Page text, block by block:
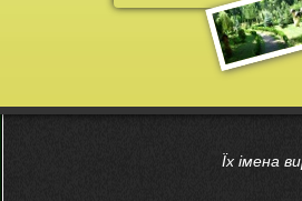
Їх імена